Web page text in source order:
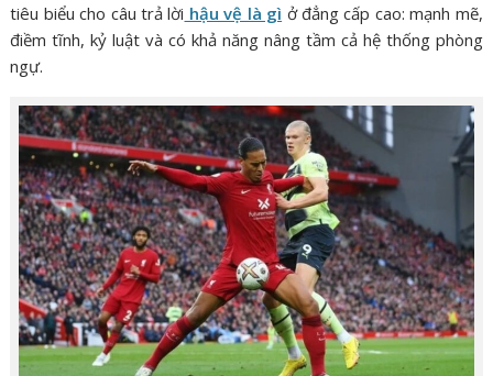
tiêu biểu cho câu trả lời hậu vệ là gì ở đẳng cấp cao: mạnh mẽ,
điềm tĩnh, kỷ luật và có khả năng nâng tầm cả hệ thống phòng
ngự.